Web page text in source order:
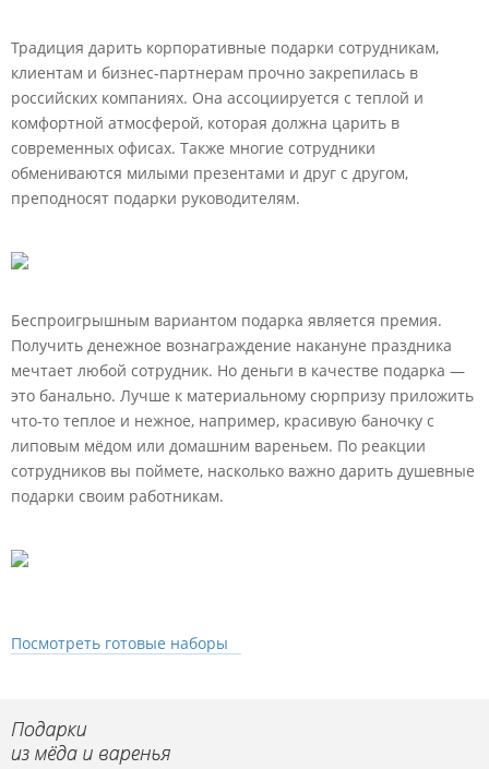
Традиция дарить корпоративные подарки сотрудникам,
клиентам и бизнес-партнерам прочно закрепилась в
российских компаниях. Она ассоциируется с теплой и
комфортной атмосферой, которая должна царить в
современных офисах. Также многие сотрудники
обмениваются милыми презентами и друг с другом,
преподносят подарки руководителям.
Беспроигрышным вариантом подарка является премия.
Получить денежное вознаграждение накануне праздника
мечтает любой сотрудник. Но деньги в качестве подарка —
это банально. Лучше к материальному сюрпризу приложить
что-то теплое и нежное, например, красивую баночку с
липовым мёдом или домашним вареньем. По реакции
сотрудников вы поймете, насколько важно дарить душевные
подарки своим работникам.
Посмотреть готовые наборы